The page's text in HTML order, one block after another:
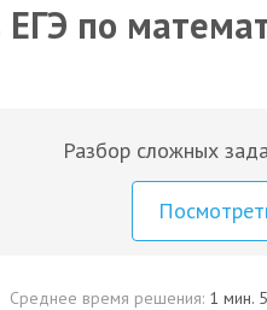
ЕГЭ по
Разбор сложных
Среднее время решения: 1 мин.